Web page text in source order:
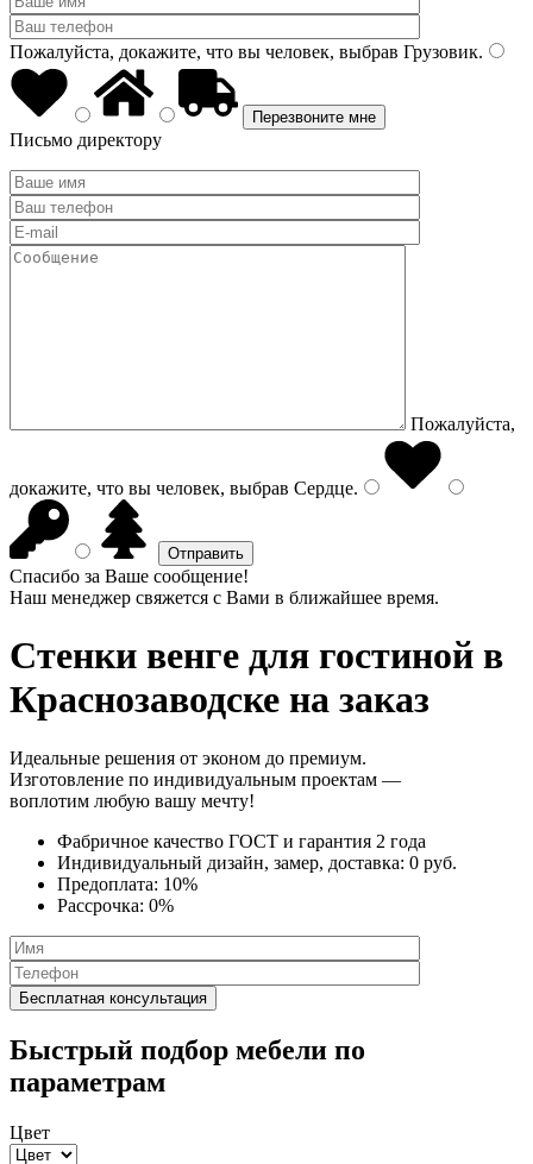
Пожалуйста, докажите, что вы человек, выбрав Грузовик.
Письмо директору
Пожалуйста,
докажите, что вы человек, выбрав Сердце.
Спасибо за Ваше сообщение!
Наш менеджер свяжется с Вами в ближайшее время.
Стенки венге для гостиной в
Краснозаводске на заказ
Идеальные решения от эконом до премиум.
Изготовление по индивидуальным проектам —
воплотим любую вашу мечту!
Фабричное качество ГОСТ и гарантия 2 года
Индивидуальный дизайн, замер, доставка: 0 руб.
Предоплата: 10%
Рассрочка: 0%
Быстрый подбор мебели по
параметрам
Цвет